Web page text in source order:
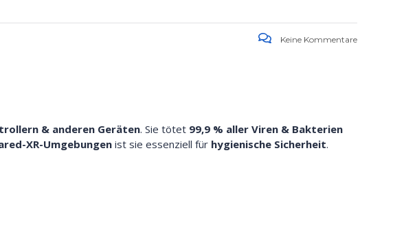
Keine Kommentare
& anderen Geräten. Sie tötet 99,9 % aller Viren & Bakterien
XR-Umgebungen ist sie essenziell für hygienische Sicherheit.